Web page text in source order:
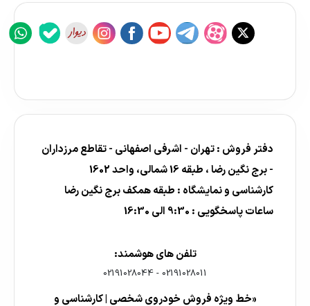
دفتر فروش : تهران - اشرفی اصفهانی - تقاطع مرزداران
- برج نگین رضا ، طبقه 16 شمالی، واحد 1602
کارشناسی و نمایشگاه : طبقه همکف برج نگین رضا
ساعات پاسخگویی : 9:30 الی 16:30
تلفن های هوشمند:
02191028011
-
02191028044
«خط ویژه فروش خودروی شخصی | کارشناسی و